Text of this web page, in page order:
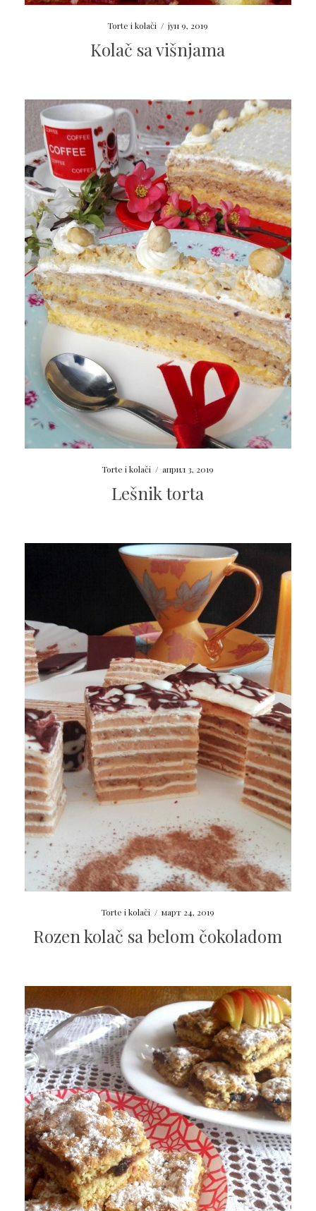
Torte i kolači / јун 9, 2019
Kolač sa višnjama
Torte i kolači / април 3, 2019
Lešnik torta
Torte i kolači / март 24, 2019
Rozen kolač sa belom čokoladom